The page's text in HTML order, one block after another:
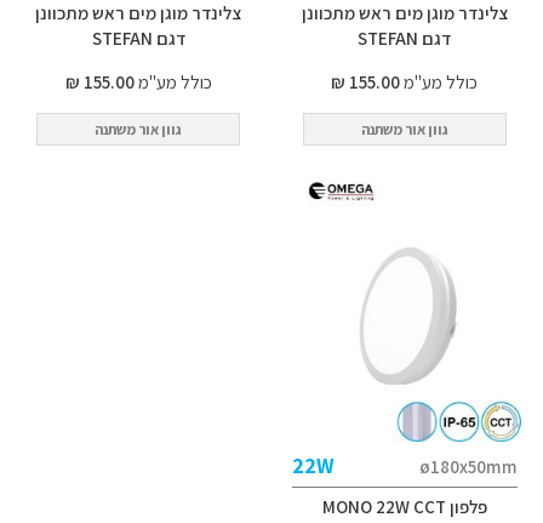
צלינדר מוגן מים ראש מתכוונן
דגם STEFAN
כולל מע"מ155.00 ₪
גוון אור משתנה
צלינדר מוגן מים ראש מתכוונן
דגם STEFAN
כולל מע"מ155.00 ₪
גוון אור משתנה
ø180x50mm
22W
פלפון MONO 22W CCT